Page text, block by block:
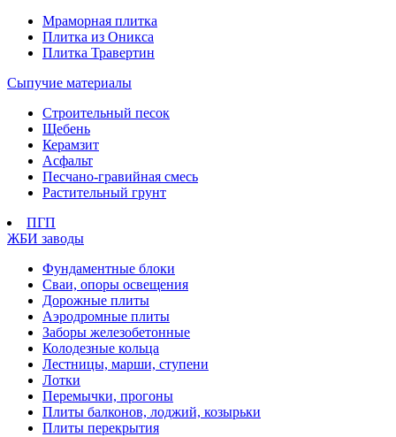
Мраморная плитка
Плитка из Оникса
Плитка Травертин
Сыпучие материалы
Строительный песок
Щебень
Керамзит
Асфальт
Песчано-гравийная смесь
Растительный грунт
ПГП
ЖБИ заводы
Фундаментные блоки
Сваи, опоры освещения
Дорожные плиты
Аэродромные плиты
Заборы железобетонные
Колодезные кольца
Лестницы, марши, ступени
Лотки
Перемычки, прогоны
Плиты балконов, лоджий, козырьки
Плиты перекрытия